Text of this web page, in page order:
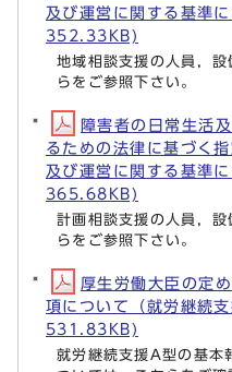
及び運営に関する基準
352.33KB)
地域相談支援の人員，
らをご参照下さい。
障害者の日常生活
るための法律に基づく
及び運営に関する基準
365.68KB)
計画相談支援の人員，
らをご参照下さい。
厚生労働大臣の定
項について（就労継続
531.83KB)
就労継続支援A型の基本